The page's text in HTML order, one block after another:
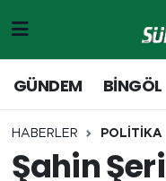
GÜNDEM BİNGÖL
HABERLER POLİTİKA
Şahin
Genç
Solhan
Merkez Hava
Merkez Trafik